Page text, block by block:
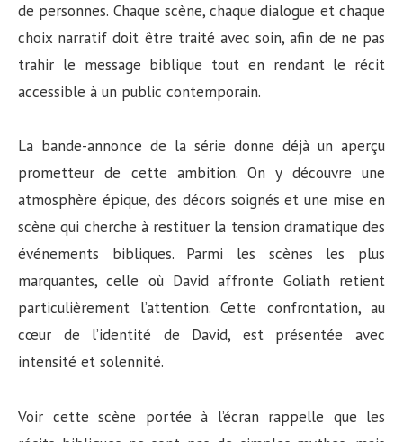
de personnes. Chaque scène, chaque dialogue et chaque
choix narratif doit être traité avec soin, afin de ne pas
trahir le message biblique tout en rendant le récit
accessible à un public contemporain.
La bande-annonce de la série donne déjà un aperçu
prometteur de cette ambition. On y découvre une
atmosphère épique, des décors soignés et une mise en
scène qui cherche à restituer la tension dramatique des
événements bibliques. Parmi les scènes les plus
marquantes, celle où David affronte Goliath retient
particulièrement l’attention. Cette confrontation, au
cœur de l’identité de David, est présentée avec
intensité et solennité.
Voir cette scène portée à l’écran rappelle que les